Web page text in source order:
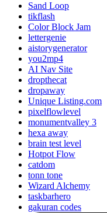
Sand Loop
tikflash
Color Block Jam
lettergenie
aistorygenerator
you2mp4
AI Nav Site
dropthecat
dropaway
Unique Listing.com
pixelflowlevel
monumentvalley 3
hexa away
brain test level
Hotpot Flow
catdom
tonn tone
Wizard Alchemy
taskbarhero
gakuran codes